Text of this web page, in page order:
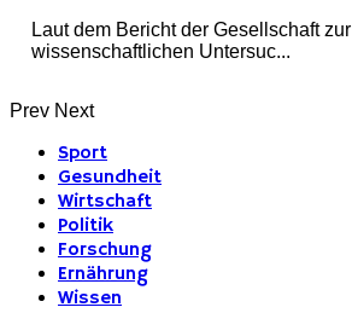
Laut dem Bericht der Gesellschaft zur
wissenschaftlichen Untersuc...
Prev Next
Sport
Gesundheit
Wirtschaft
Politik
Forschung
Ernährung
Wissen